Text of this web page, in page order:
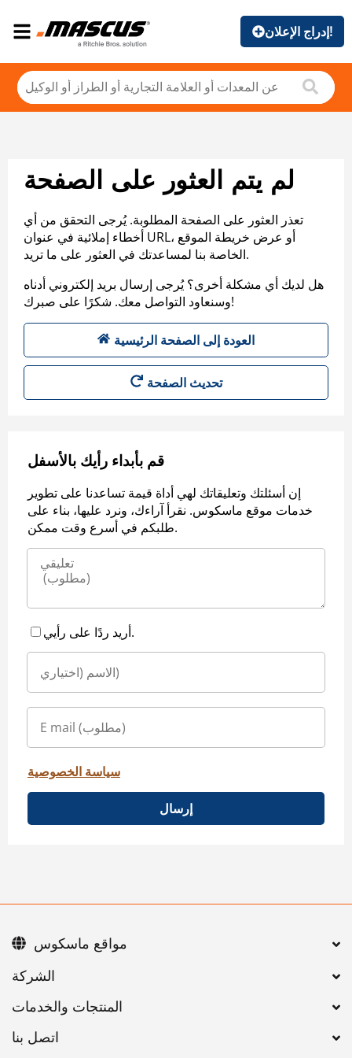
إدراج الإعلان!
لم يتم العثور على الصفحة
تعذر العثور على الصفحة المطلوبة. يُرجى التحقق من أي
أخطاء إملائية في عنوان URL، أو عرض خريطة الموقع
الخاصة بنا لمساعدتك في العثور على ما تريد.
هل لديك أي مشكلة أخرى؟ يُرجى إرسال بريد إلكتروني أدناه
وسنعاود التواصل معك. شكرًا على صبرك!
العودة إلى الصفحة الرئيسية
تحديث الصفحة
قم بأبداء رأيك بالأسفل
إن أسئلتك وتعليقاتك لهي أداة قيمة تساعدنا على تطوير
خدمات موقع ماسكوس. نقرأ آراءك، ونرد عليها، بناء على
طلبكم في أسرع وقت ممكن.
أريد ردًا على رأيي.
سياسة الخصوصية
إرسال
اتصل بنا
مواقع ماسكوس